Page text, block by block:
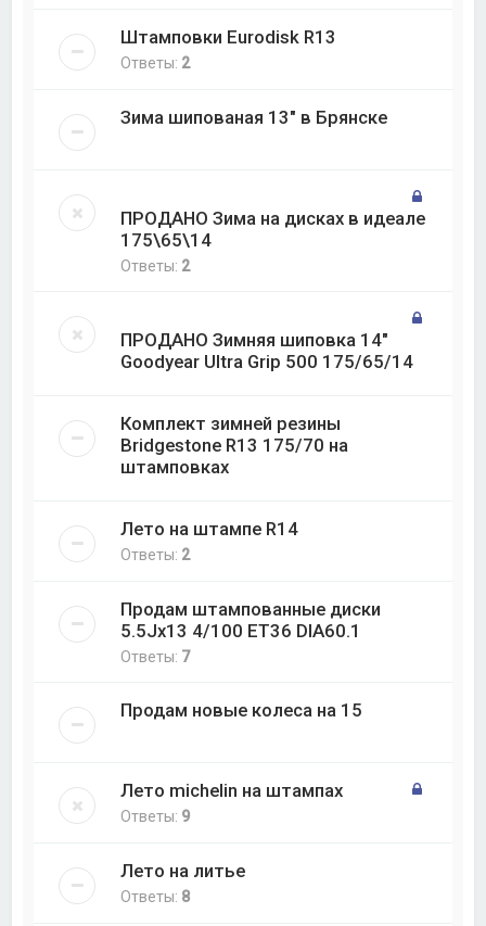
Штамповки Eurodisk R13
Ответы: 2
Зима шипованая 13" в Брянске
ПРОДАНО Зима на дисках в идеале
175\65\14
Ответы: 2
ПРОДАНО Зимняя шиповка 14"
Goodyear Ultra Grip 500 175/65/14
Комплект зимней резины
Bridgestone R13 175/70 на
штамповках
Лето на штампе R14
Ответы: 2
Продам штампованные диски
5.5Jx13 4/100 ET36 DIA60.1
Ответы: 7
Продам новые колеса на 15
Лето michelin на штампах
Ответы: 9
Лето на литье
Ответы: 8